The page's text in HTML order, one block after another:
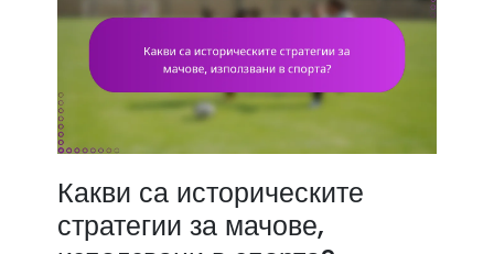
Какви са историческите
стратегии за мачове,